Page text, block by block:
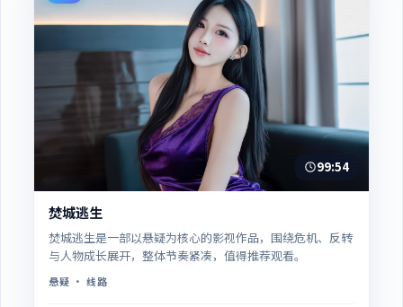
99:54
焚城逃生
焚城逃生是一部以悬疑为核心的影视作品，围绕危机、反转
与人物成长展开，整体节奏紧凑，值得推荐观看。
悬疑 · 线路